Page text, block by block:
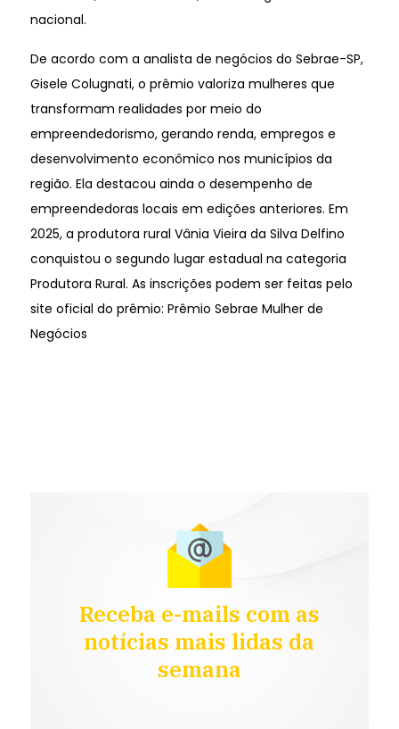
nacional.
De acordo com a analista de negócios do Sebrae-SP,
Gisele Colugnati, o prêmio valoriza mulheres que
transformam realidades por meio do
empreendedorismo, gerando renda, empregos e
desenvolvimento econômico nos municípios da
região. Ela destacou ainda o desempenho de
empreendedoras locais em edições anteriores. Em
2025, a produtora rural Vânia Vieira da Silva Delfino
conquistou o segundo lugar estadual na categoria
Produtora Rural. As inscrições podem ser feitas pelo
site oficial do prêmio: Prêmio Sebrae Mulher de
Negócios
Receba e-mails com as
notícias mais lidas da
semana